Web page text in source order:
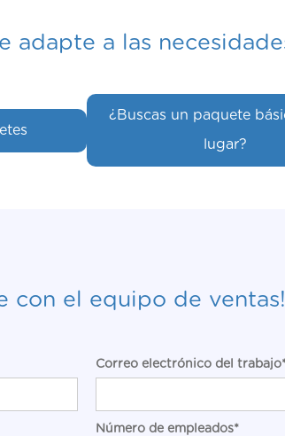
adapte a las
¿Buscas un paquete
lugar?
con el equipo de ventas!
Correo electrónico del
Número de empleados*